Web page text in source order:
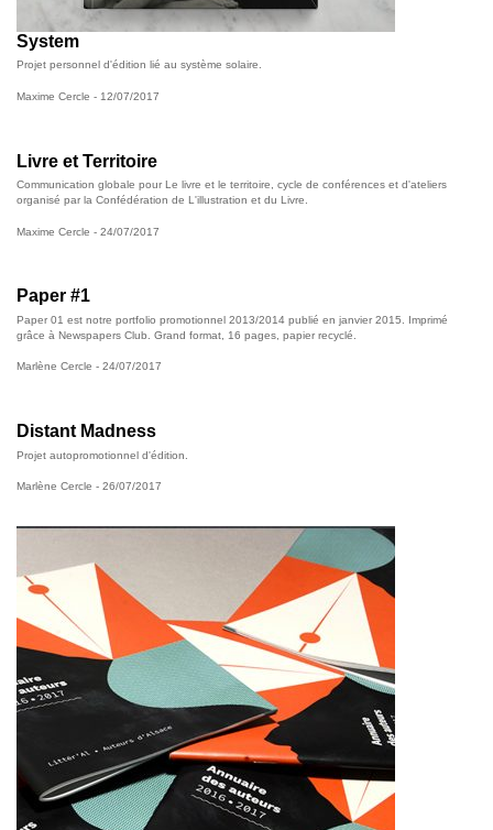
System
Projet personnel d'édition lié au système solaire.
Maxime Cercle - 12/07/2017
Livre et Territoire
Communication globale pour Le livre et le territoire, cycle de conférences et d'ateliers
organisé par la Confédération de L'illustration et du Livre.
Maxime Cercle - 24/07/2017
Paper #1
Paper 01 est notre portfolio promotionnel 2013/2014 publié en janvier 2015. Imprimé
grâce à Newspapers Club. Grand format, 16 pages, papier recyclé.
Marlène Cercle - 24/07/2017
Distant Madness
Projet autopromotionnel d'édition.
Marlène Cercle - 26/07/2017